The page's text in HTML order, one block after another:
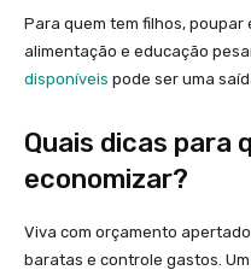
Para quem tem filhos, poupar
alimentação e educação
disponíveis pode ser uma
Quais dicas para
economizar?
Viva com orçamento
baratas e controle gastos. Um